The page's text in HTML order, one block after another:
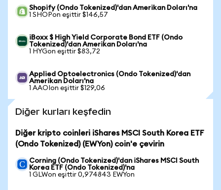
Shopify (Ondo Tokenized)'dan Amerikan Doları'na
1 SHOPon eşittir $146,57
iBoxx $ High Yield Corporate Bond ETF (Ondo
Tokenized)'dan Amerikan Doları'na
1 HYGon eşittir $83,72
Applied Optoelectronics (Ondo Tokenized)'dan
Amerikan Doları'na
1 AAOIon eşittir $129,06
Diğer kurları keşfedin
Diğer kripto coinleri iShares MSCI South Korea ETF
(Ondo Tokenized) (EWYon) coin'e çevirin
Corning (Ondo Tokenized)'dan iShares MSCI South
Korea ETF (Ondo Tokenized)'na
1 GLWon eşittir 0,974843 EWYon